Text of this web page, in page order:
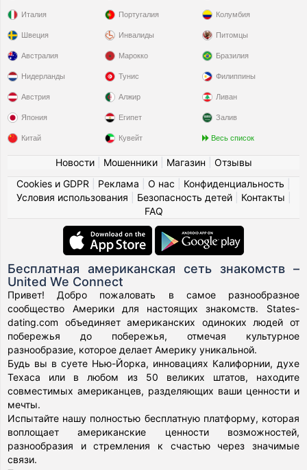
Италия
Швеция
Португалия
Инвалиды
Колумбия
Питомцы
Австралия
Нидерланды
Австрия
Япония
Китай
Марокко
Тунис
Алжир
Египет
Кувейт
Бразилия
Филиппины
Ливан
Залив
Весь список
Новости| Мошенники| Магазин
Отзывы
Cookies и GDPR
Реклама О нас Конфиденциальность
Условия использования
Безопасность детей| Контакты
FAQ
Бесплатная американская сеть знакомств –
United We Connect
Привет! Добро пожаловать в самое разнообразное
сообщество Америки для настоящих знакомств. States-
dating.com объединяет американских одиноких людей от
побережья до побережья, отмечая культурное
разнообразие, которое делает Америку уникальной.
Будь вы в суете Нью-Йорка, инновациях Калифорнии, духе
Техаса или в любом из 50 великих штатов, находите
совместимых американцев, разделяющих ваши ценности и
мечты.
Испытайте нашу полностью бесплатную платформу, которая
воплощает американские ценности возможностей,
разнообразия и стремления к счастью через значимые
связи.